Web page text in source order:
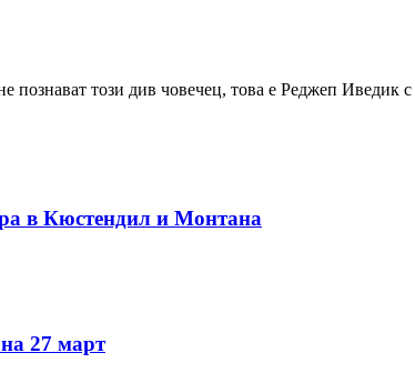
познават този див човечец, това е Реджеп
в Кюстендил и Монтана
27 март